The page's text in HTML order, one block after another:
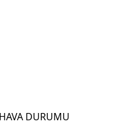
HAVA DURUMU